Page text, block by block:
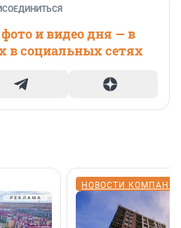
и видео дня — в
в социальных сетях
НОВОСТИ